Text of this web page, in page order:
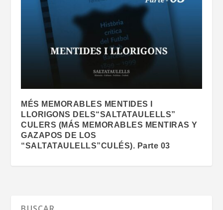
MÉS MEMORABLES MENTIDES I
LLORIGONS DELS“SALTATAULELLS”
CULERS (MÁS MEMORABLES MENTIRAS Y
GAZAPOS DE LOS
“SALTATAULELLS”CULÉS). Parte 03